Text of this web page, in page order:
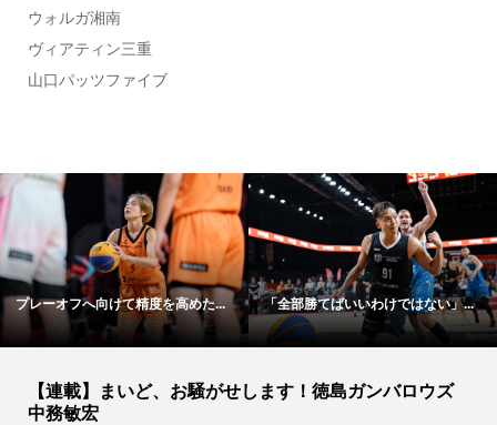
ウォルガ湘南
ヴィアティン三重
山口パッツファイブ
プレーオフへ向けて精度を高めた... 「全部勝てばいいわけではない」...
【連載】まいど、お騒がせします！徳島ガンバロウズ
中務敏宏